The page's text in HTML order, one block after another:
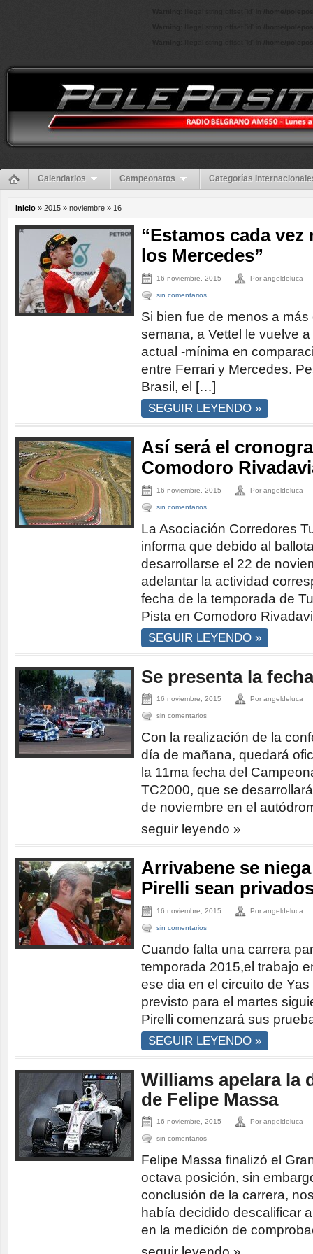
Calendarios Campeonatos Categorías
Inicio » 2015 » noviembre » 16
“Estamos cada vez
los Mercedes”
16 noviembre, 2015 Por angeldeluca
sin comentarios
Si bien fue de menos a
semana, a Vettel le vuelve
actual -mínima en
entre Ferrari y Mercedes.
Brasil, el […]
SEGUIR LEYENDO »
Así será el
Comodoro
16 noviembre, 2015 Por angeldeluca
sin comentarios
La Asociación Corredores
informa que debido al
desarrollarse el 22 de
adelantar la actividad
fecha de la temporada de
Pista en Comodoro
SEGUIR LEYENDO »
Se presenta la
16 noviembre, 2015 Por angeldeluca
sin comentarios
Con la realización de la
día de mañana, quedará
la 11ma fecha del
TC2000, que se
de noviembre en el
seguir leyendo »
Arrivabene se
Pirelli sean
16 noviembre, 2015 Por angeldeluca
sin comentarios
Cuando falta una carrera
temporada 2015,el trabajo
ese dia en el circuito de
previsto para el martes
Pirelli comenzará sus
SEGUIR LEYENDO »
Williams apelara la
de Felipe Massa
16 noviembre, 2015 Por angeldeluca
sin comentarios
Felipe Massa finalizó el
octava posición, sin
conclusión de la carrera,
había decidido descalificar
en la medición de